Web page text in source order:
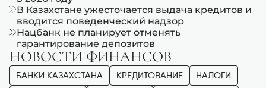
В Казахстане ужесточается выдача кредитов и
вводится поведенческий надзор
Нацбанк не планирует отменять
гарантирование депозитов
НОВОСТИ ФИНАНСОВ
БАНКИ КАЗАХСТАНА КРЕДИТОВАНИЕ НАЛОГИ